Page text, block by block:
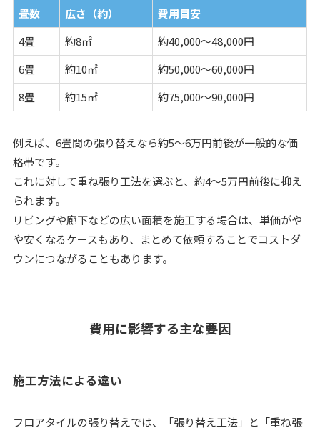
畳数 広さ（約）
費用目安
4畳
約8㎡
約40,000〜48,000円
6畳
約10㎡
約50,000〜60,000円
8畳
約15㎡ 約75,000〜90,000円
例えば、6畳間の張り替えなら約5〜6万円前後が一般的な価
格帯です。
これに対して重ね張り工法を選ぶと、約4〜5万円前後に抑え
られます。
リビングや廊下などの広い面積を施工する場合は、単価がや
や安くなるケースもあり、まとめて依頼することでコストダ
ウンにつながることもあります。
費用に影響する主な要因
施工方法による違い
フロアタイルの張り替えでは、「張り替え工法」と「重ね張